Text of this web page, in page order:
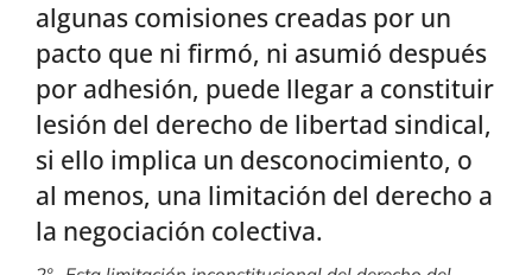
algunas comisiones creadas por un
pacto que ni firmó, ni asumió después
por adhesión, puede llegar a constituir
lesión del derecho de libertad sindical,
si ello implica un desconocimiento, o
al menos, una limitación del derecho a
la negociación colectiva.